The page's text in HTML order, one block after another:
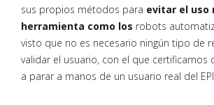
sus propios métodos para evitar el uso
herramienta como los robots
visto que no es necesario ningún tipo de
validar el usuario, con el que certificamos
a parar a manos de un usuario real del